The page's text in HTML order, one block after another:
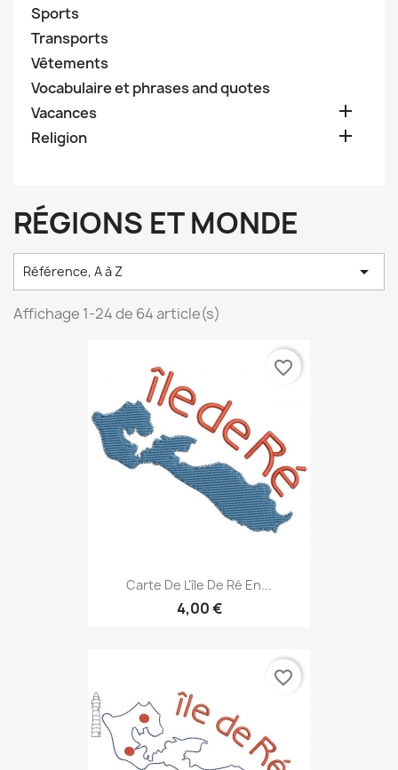
Sports
Transports
Vêtements
Vocabulaire et phrases and quotes
Vacances

Religion 
RÉGIONS ET MONDE
Référence, A à Z 
Affichage 1-24 de 64 article(s)
Carte De L'île De Ré En...
4,00 €
favorite_border
favorite_border